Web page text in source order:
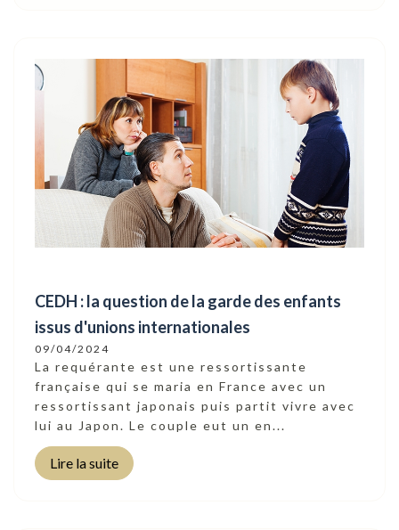
CEDH : la question de la garde des enfants
issus d'unions internationales
09/04/2024
La requérante est une ressortissante
française qui se maria en France avec un
ressortissant japonais puis partit vivre avec
lui au Japon. Le couple eut un en...
Lire la suite